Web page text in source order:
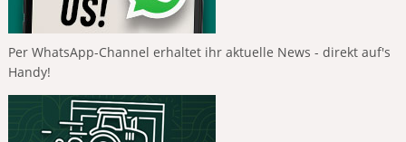
Per WhatsApp-Channel erhaltet ihr aktuelle News - direkt auf's
Handy!